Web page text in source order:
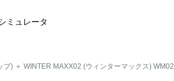
ミュレータ
プ) ＋ WINTER MAXX02 (ウィンターマックス) WM02